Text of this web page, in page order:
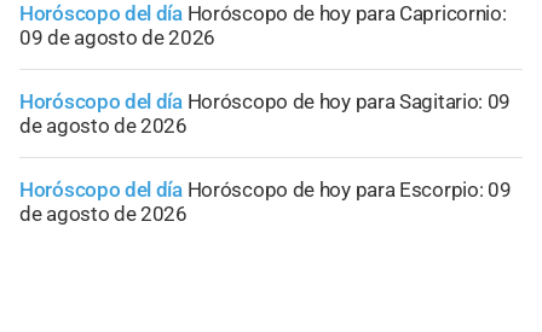
Horóscopo del día Horóscopo de hoy para Capricornio:
09 de agosto de 2026
Horóscopo del día Horóscopo de hoy para Sagitario: 09
de agosto de 2026
Horóscopo del día Horóscopo de hoy para Escorpio: 09
de agosto de 2026